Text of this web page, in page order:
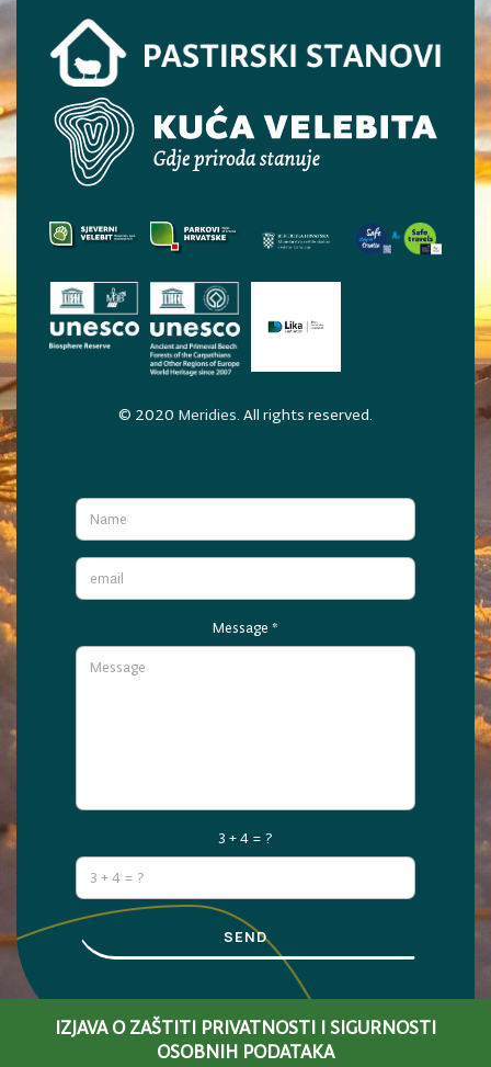
© 2020 Meridies. All rights reserved.
Message *
3 + 4 = ?
SEND
IZJAVA O ZAŠTITI PRIVATNOSTI I SIGURNOSTI
OSOBNIH PODATAKA